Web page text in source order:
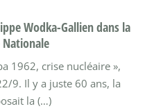
Wodka-Gallien dans la
Nationale
1962, crise nucléaire »,
9. Il y a juste 60 ans, la
la (…)